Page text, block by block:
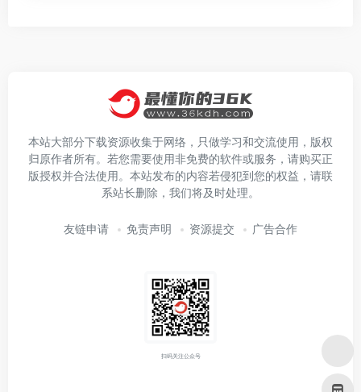
本站大部分下载资源收集于网络，只做学习和交流使用，版权
归原作者所有。若您需要使用非免费的软件或服务，请购买正
版授权并合法使用。本站发布的内容若侵犯到您的权益，请联
系站长删除，我们将及时处理。
友链申请 免责声明 资源提交 广告合作
扫码关注公众号